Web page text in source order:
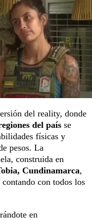
del reality, donde
del país se
físicas y
pesos. La
construida en
Cundinamarca,
con todos los
en